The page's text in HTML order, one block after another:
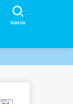
SEARCH